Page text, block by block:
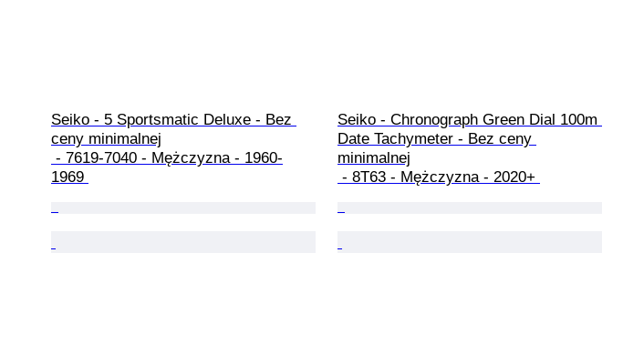
Seiko - 5 Sportsmatic Deluxe - Bez
ceny minimalnej
1969
Seiko - Chronograph Green Dial 100m
Date Tachymeter - Bez ceny
minimalnej
- 8T63 - Mężczyzna - 2020+